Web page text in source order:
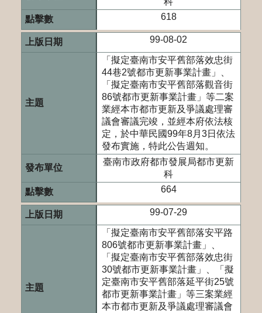
618
99-08-02
「擬定臺南市安平舊部落效忠街
44巷2號都市更新事業計畫」、
「擬定臺南市安平舊部落觀音街
86號都市更新事業計畫」等二案
業經本市都市更新及爭議處理審
議會審議完竣，並經本府依法核
定，於中華民國99年8月3日依法
發布實施，特此公告週知。
臺南市政府都市發展局都市更新
科
664
99-07-29
「擬定臺南市安平舊部落安平路
806號都市更新事業計畫」、
「擬定臺南市安平舊部落效忠街
30號都市更新事業計畫」、「擬
定臺南市安平舊部落延平街25號
都市更新事業計畫」等三案業經
本市都市更新及爭議處理審議會